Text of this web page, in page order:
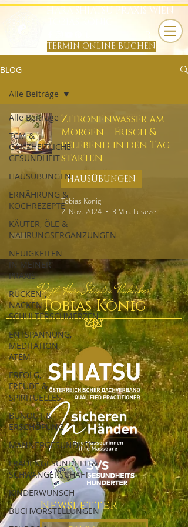
HARA SHIATSU PRAXIS WIEN
TERMIN ONLINE BUCHEN
BLOG
Alle Beiträge
TCM &
GANZHEITLICHE
GESUNDHEIT
HAUSÜBUNGEN
ERNÄHRUNG &
KOCHREZEPTE
KÄUTER, ÖLE &
NAHRUNGSERGÄNZUNGEN
NEUIGKEITEN
IN MEINER
PRAXIS
RÜCKEN-,
NACKEN-,
SCHULTERSCHMERZEN
ENTSPANNUNG,
MEDITATION,
ATEM
ERFOLG,
FREUDE &
SPIRITUELLES
BUNOUT &
ERSCHÖPUNG
MÄNNERGESUNDHEIT
FRAUENGESUNDHEIT&
SCHWANGERSCHAFT
KINDERWUNSCH
BUCHVORSTELLUNGEN
Alle Beiträge
Zitronenwasser am
Morgen – Frisch &
belebend in den Tag
starten
HAUSÜBUNGEN
Tobias König
2. Nov. 2024
3 Min. Lesezeit
Dipl. Hara Shiatsu Praktiker
Tobias König
Newsletter